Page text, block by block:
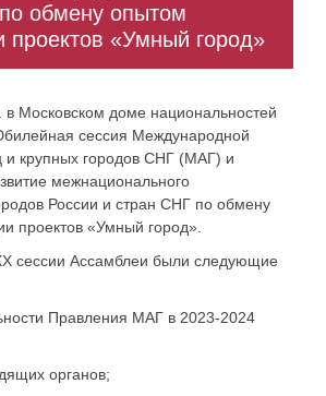
обмену опытом
проектов «Умный город»
в Московском доме национальностей
сессия Международной
и крупных городов СНГ (МАГ) и
межнационального
России и стран СНГ по обмену
проектов «Умный город».
сессии Ассамблеи были следующие
Правления МАГ в 2023-2024
органов;